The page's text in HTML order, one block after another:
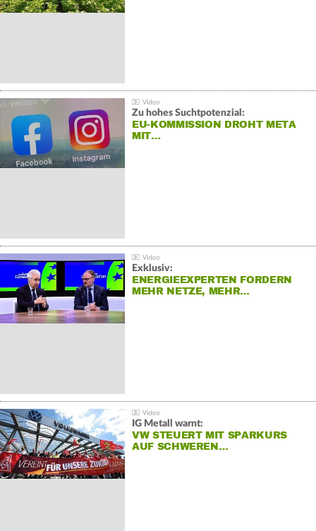
Zu hohes Suchtpotenzial:
EU-KOMMISSION DROHT META
MIT…
Exklusiv:
ENERGIEEXPERTEN FORDERN
MEHR NETZE, MEHR…
IG Metall warnt:
VW STEUERT MIT SPARKURS
AUF SCHWEREN…